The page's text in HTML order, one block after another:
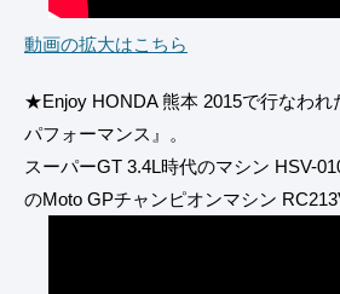
動画の拡大はこちら
★Enjoy HONDA 熊本 2015で行なわれ
パフォーマンス』。
スーパーGT 3.4L時代のマシン HSV-
のMoto GPチャンピオンマシン